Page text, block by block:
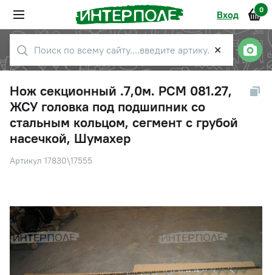
Вход 0
✕
Нож секционный .7,0м. РСМ 081.27,
ЖСУ головка под подшипник со
стальным кольцом, сегмент с грубой
насечкой, Шумахер
Артикул 17830\17555